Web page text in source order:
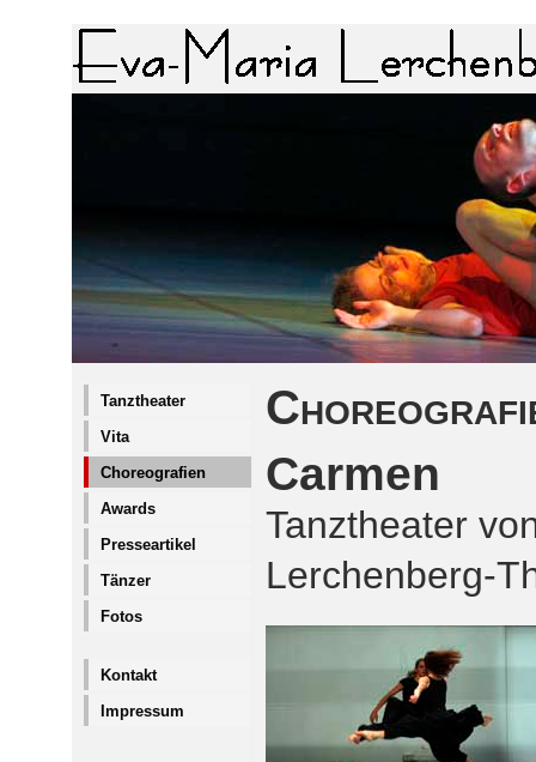
Tanztheater
Vita
Choreografien
Awards
Presseartikel
Tänzer
Fotos
Kontakt
Impressum
Carmen
Tanztheater
Lerchenberg-